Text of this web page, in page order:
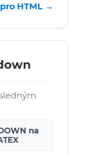
HTML →
na